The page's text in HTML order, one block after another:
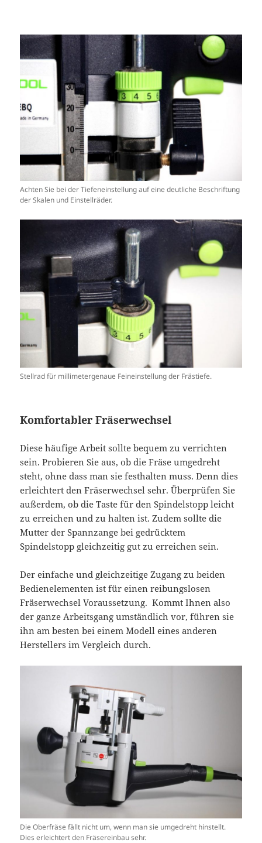
Achten Sie bei der Tiefeneinstellung auf eine deutliche Beschriftung
der Skalen und Einstellräder.
Stellrad für millimetergenaue Feineinstellung der Frästiefe.
Komfortabler Fräserwechsel
Diese häufige Arbeit sollte bequem zu verrichten
sein. Probieren Sie aus, ob die Fräse umgedreht
steht, ohne dass man sie festhalten muss. Denn dies
erleichtert den Fräserwechsel sehr. Überprüfen Sie
außerdem, ob die Taste für den Spindelstopp leicht
zu erreichen und zu halten ist. Zudem sollte die
Mutter der Spannzange bei gedrücktem
Spindelstopp gleichzeitig gut zu erreichen sein.
Der einfache und gleichzeitige Zugang zu beiden
Bedienelementen ist für einen reibungslosen
Fräserwechsel Voraussetzung. Kommt Ihnen also
der ganze Arbeitsgang umständlich vor, führen sie
ihn am besten bei einem Modell eines anderen
Herstellers im Vergleich durch.
Die Oberfräse fällt nicht um, wenn man sie umgedreht hinstellt.
Dies erleichtert den Fräsereinbau sehr.